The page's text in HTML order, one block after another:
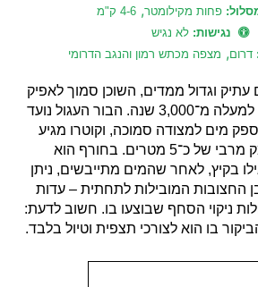
פחות מקילומטר, 4-6 ק"מ
נגישות: לא נגיש
דרום, מצפה מכתש רמון והנגב הדרומי
וגדול ממדים, השוכן סמוך לאפיק
נחל ניצנה ונחפר לפני למעלה מ־3,000 שנה. הבור העגול נועד
מים למצודה סמוכה, וקוטרו מגיע
לכ־15 מטרים עם עומק מרבי של כ־5 מטרים. בחורף הוא
בקיץ, לאחר שהמים מתייבשים, ניתן
החצובות המובילות לתחתית – עדות
ניקוי הסחף שבוצעו בו. חשוב לדעת:
בו הוא לצורכי תצפית וטיול בלבד.